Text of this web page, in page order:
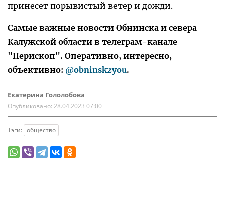
принесет порывистый ветер и дожди.
Самые важные новости Обнинска и севера
Калужской области в телеграм-канале
"Перископ". Оперативно, интересно,
объективно: @obninsk2you.
Екатерина Гололобова
Опубликовано: 28.04.2023 07:00
Тэги: общество